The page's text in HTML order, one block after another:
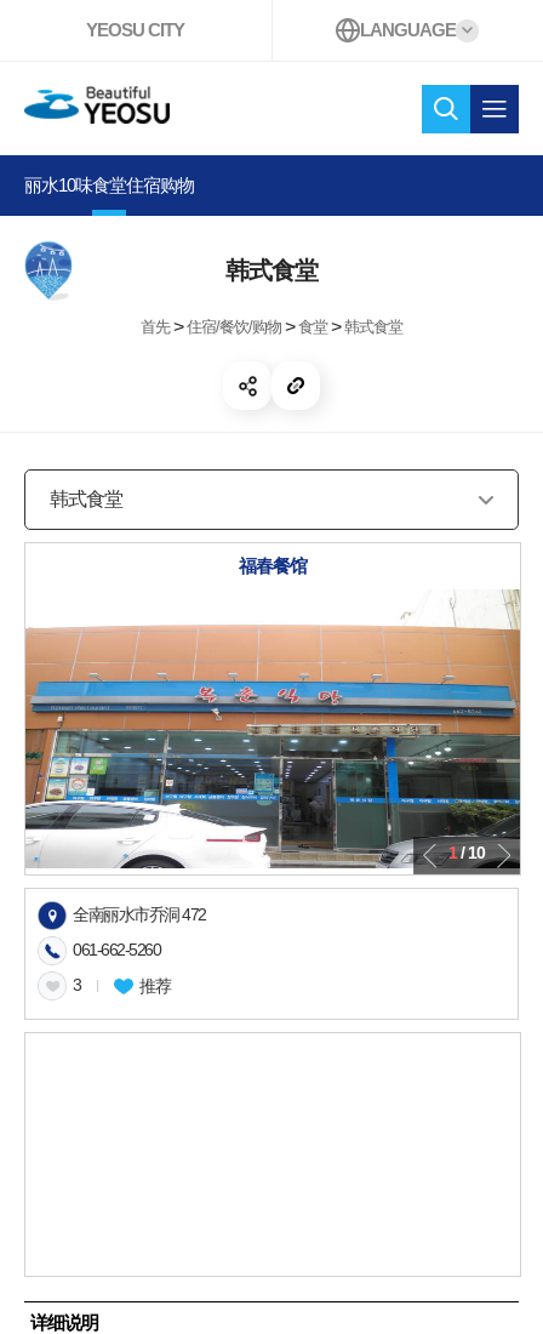
YEOSU CITY LANGUAGE
Beautiful YEOSU
检索 。打开
丽水10味食堂住宿购物
韩式食堂
首先>住宿/餐饮/购物 >食堂>韩式食堂
开放共享
韩式食堂
福春餐馆
1/ 10
全南丽水市乔洞 472
061-662-5260
3
l 推荐
详细说明